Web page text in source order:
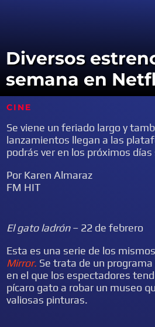
Diversos
semana en
CINE
Se viene un feriado largo y
lanzamientos llegan a las
podrás ver en los próximos
Por Karen Almaraz
FM HIT
El gato ladrón– 22 de febrero
Esta es una serie de los
Mirror. Se trata de un
en el que los espectadores
pícaro gato a robar un museo
valiosas pinturas.